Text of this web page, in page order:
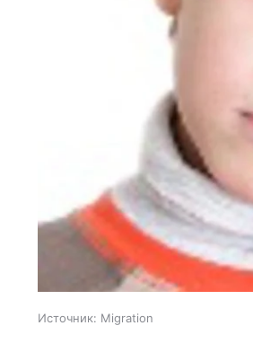
Источник: Migration